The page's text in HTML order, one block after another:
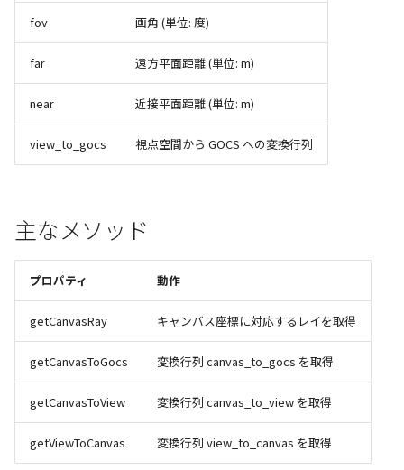
fov 画角 (単位: 度)
far 遠方平面距離 (単位: m)
near 近接平面距離 (単位: m)
view_to_gocs 視点空間から GOCS への変換行列
主なメソッド
プロパティ 動作
getCanvasRay キャンバス座標に対応するレイを取得
getCanvasToGocs 変換行列 canvas_to_gocs を取得
getCanvasToView 変換行列 canvas_to_view を取得
getViewToCanvas 変換行列 view_to_canvas を取得